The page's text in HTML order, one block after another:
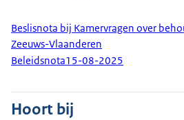
Beslisnota bij Kamervragen over
Zeeuws-Vlaanderen
Beleidsnota15-08-2025
Hoort bij